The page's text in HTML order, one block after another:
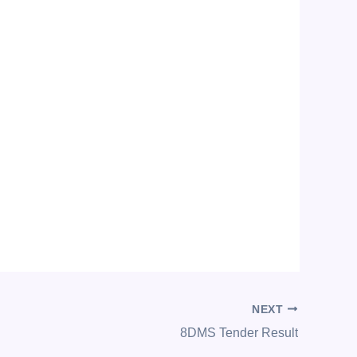
NEXT
8DMS Tender Result